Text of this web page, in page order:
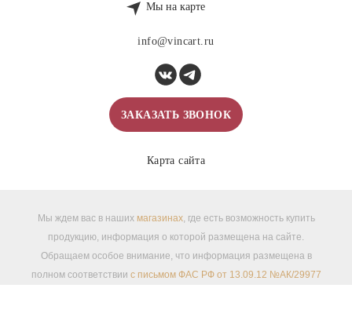
Мы на карте
info@vincart.ru
ЗАКАЗАТЬ ЗВОНОК
Карта сайта
Мы ждем вас в наших магазинах, где есть возможность купить
продукцию, информация о которой размещена на сайте.
Обращаем особое внимание, что информация размещена в
полном соответствии с письмом ФАС РФ от 13.09.12 №АК/29977